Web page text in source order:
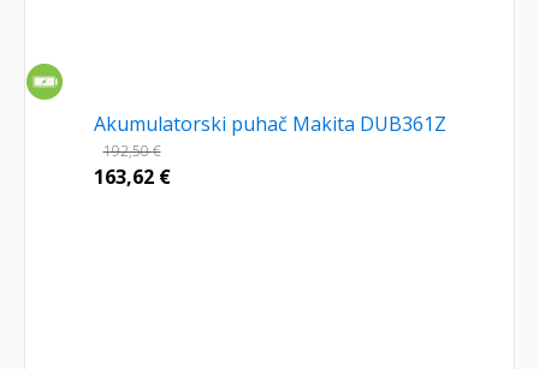
Akumulatorski puhač Makita DUB361Z
192,50€
163,62 €